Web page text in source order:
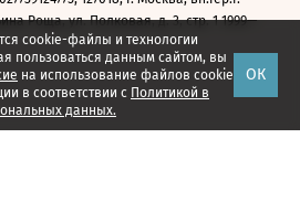
cookie-файлы и технологии
пользоваться данным сайтом, вы
на использование файлов cookie
в соответствии с Политикой в
данных.
ОК
Роща, ул. Полковая, д. 3, стр. 1 1999—